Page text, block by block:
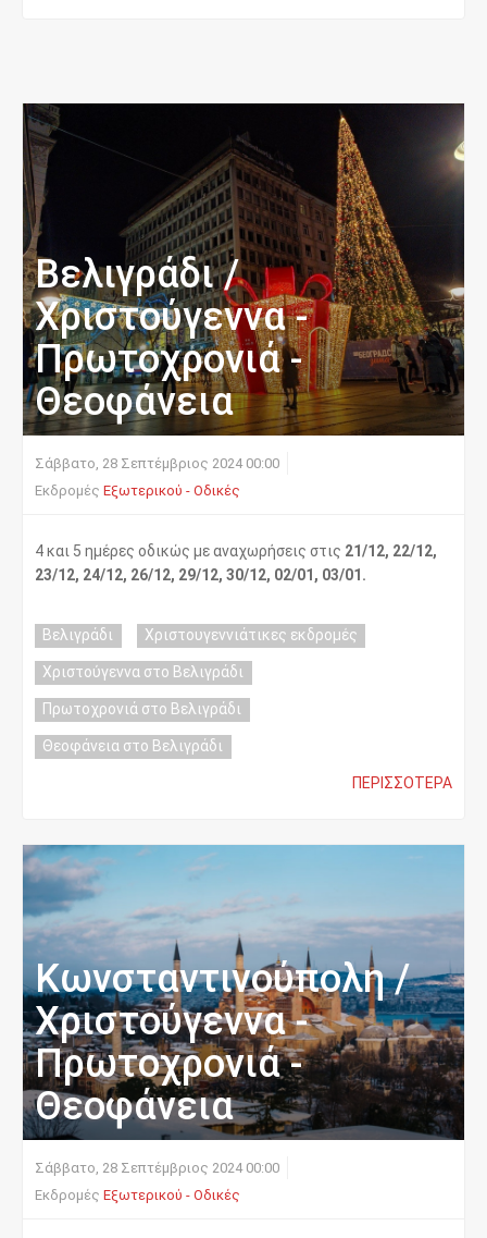
Βελιγράδι /
Χριστούγεννα -
Πρωτοχρονιά -
Θεοφάνεια
Σάββατο, 28 Σεπτέμβριος 2024 00:00
Εκδρομές Εξωτερικού - Οδικές
4 και 5 ημέρες οδικώς με αναχωρήσεις στις 21/12, 22/12,
23/12, 24/12, 26/12, 29/12, 30/12, 02/01, 03/01.
Βελιγράδι Χριστουγεννιάτικες εκδρομές
Χριστούγεννα στο Βελιγράδι
Πρωτοχρονιά στο Βελιγράδι
Θεοφάνεια στο Βελιγράδι
ΠΕΡΙΣΣΌΤΕΡΑ
Κωνσταντινούπολη /
Χριστούγεννα -
Πρωτοχρονιά -
Θεοφάνεια
Σάββατο, 28 Σεπτέμβριος 2024 00:00
Εκδρομές Εξωτερικού - Οδικές